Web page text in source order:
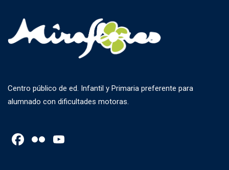
Centro público de ed. Infantil y Primaria preferente para
alumnado con dificultades motoras.
Facebook
Flickr